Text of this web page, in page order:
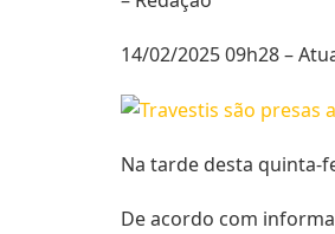
14/02/2025 09h28 –
Na tarde desta quinta-
De acordo com